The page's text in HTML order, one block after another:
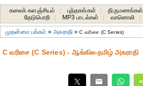
கலைக் களஞ்சியம் புத்தகங்கள் திருமணங்கள்
தேடுபொறி
MP3 பாடல்கள் வானொலி
முதன்மை பக்கம் »அகராதி»C வரிசை (C Series)
C வரிசை (C Series) - ஆங்கில-தமிழ் அகராதி